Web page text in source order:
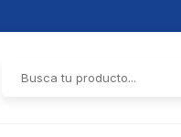
por: